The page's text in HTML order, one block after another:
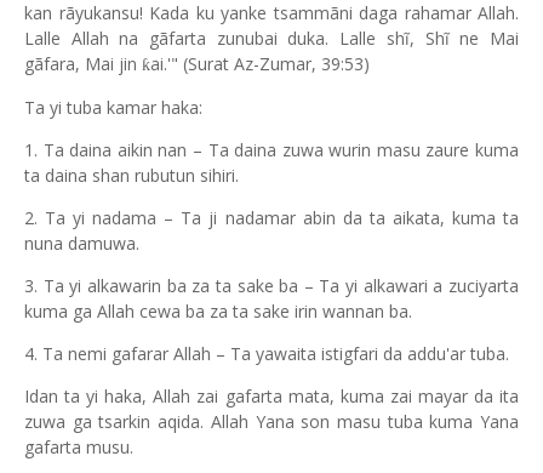
kan rãyukansu! Kada ku yanke tsammãni daga rahamar Allah.
Lalle Allah na gãfarta zunubai duka. Lalle shĩ, Shĩ ne Mai
gãfara, Mai jin ƙai.'" (Surat Az-Zumar, 39:53)
Ta yi tuba kamar haka:
1. Ta daina aikin nan – Ta daina zuwa wurin masu zaure kuma
ta daina shan rubutun sihiri.
2. Ta yi nadama – Ta ji nadamar abin da ta aikata, kuma ta
nuna damuwa.
3. Ta yi alkawarin ba za ta sake ba – Ta yi alkawari a zuciyarta
kuma ga Allah cewa ba za ta sake irin wannan ba.
4. Ta nemi gafarar Allah – Ta yawaita istigfari da addu'ar tuba.
Idan ta yi haka, Allah zai gafarta mata, kuma zai mayar da ita
zuwa ga tsarkin aqida. Allah Yana son masu tuba kuma Yana
gafarta musu.